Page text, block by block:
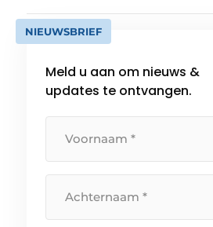
NIEUWSBRIEF
Meld u aan om nieuws &
updates te ontvangen.